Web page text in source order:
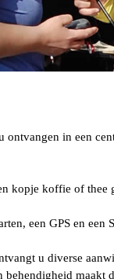
ontvangen in een
kopje koffie of thee
een GPS en een
u diverse
behendigheid maakt